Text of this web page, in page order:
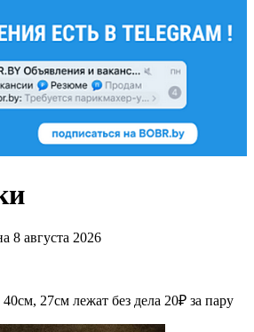
8 августа 2026
27см лежат без дела 20₽ за пару